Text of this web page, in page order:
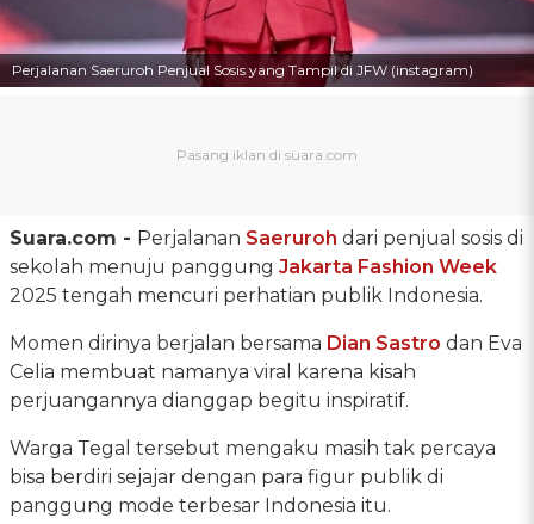
Perjalanan Saeruroh Penjual Sosis yang Tampil di JFW (instagram)
Suara.com - Perjalanan Saeruroh dari penjual sosis di
sekolah menuju panggung Jakarta Fashion Week
2025 tengah mencuri perhatian publik Indonesia.
Momen dirinya berjalan bersama Dian Sastro dan Eva
Celia membuat namanya viral karena kisah
perjuangannya dianggap begitu inspiratif.
Warga Tegal tersebut mengaku masih tak percaya
bisa berdiri sejajar dengan para figur publik di
panggung mode terbesar Indonesia itu.